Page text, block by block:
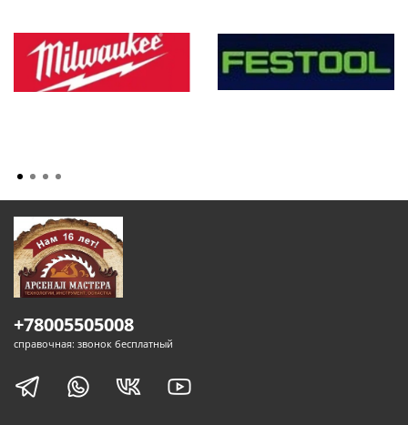
+78005505008
справочная: звонок бесплатный